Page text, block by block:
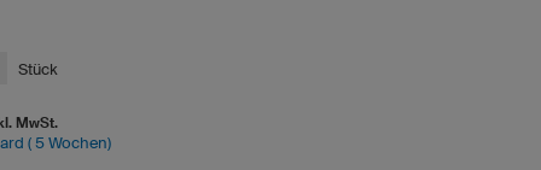
Stück
MwSt.
( 5 Wochen)